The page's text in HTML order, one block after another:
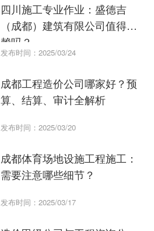
四川施工专业作业：盛德吉
（成都）建筑有限公司值得信
赖吗？
发布时间：2025/03/24
成都工程造价公司哪家好？预
算、结算、审计全解析
发布时间：2025/03/20
成都体育场地设施工程施工：
需要注意哪些细节？
发布时间：2025/03/17